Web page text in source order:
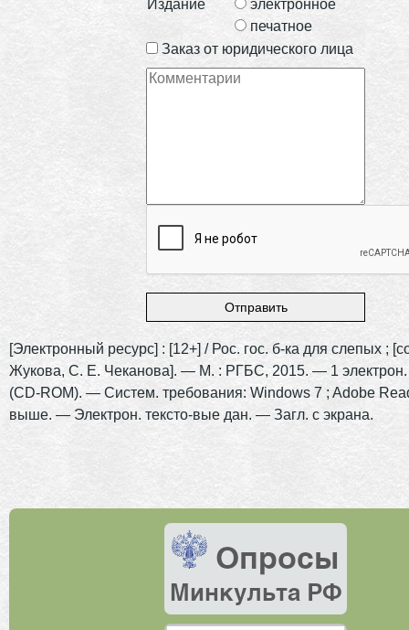
Издание
электронное
печатное
Заказ от юридического лица
[Электронный ресурс] : [12+] / Рос. гос. б-ка для слепых ;
Жукова, С. Е. Чеканова]. — М. : РГБС, 2015. — 1 электрон.
(CD-ROM). — Систем. требования: Windows 7 ; Adobe
выше. — Электрон. тексто-вые дан. — Загл. с экрана.